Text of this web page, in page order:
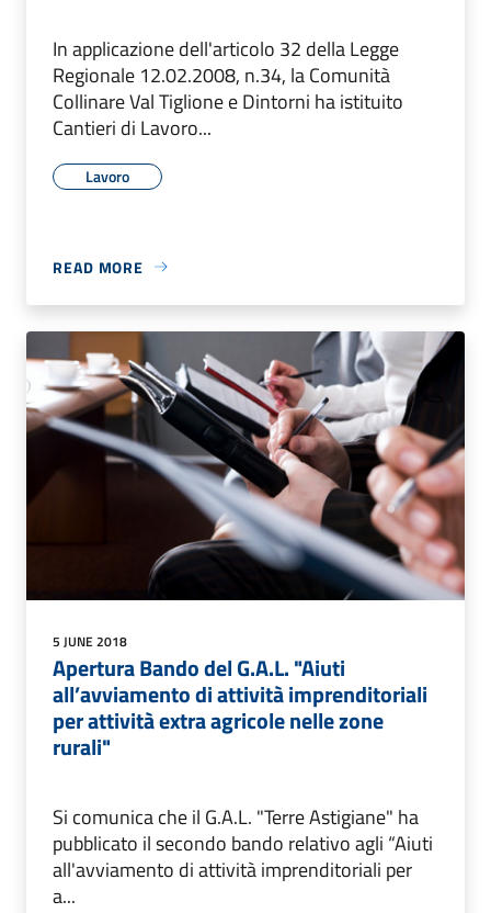
In applicazione dell'articolo 32 della Legge
Regionale 12.02.2008, n.34, la Comunità
Collinare Val Tiglione e Dintorni ha istituito
Cantieri di Lavoro...
Lavoro
READ MORE
5 JUNE 2018
Apertura Bando del G.A.L. "Aiuti
all’avviamento di attività imprenditoriali
per attività extra agricole nelle zone
rurali"
Si comunica che il G.A.L. "Terre Astigiane" ha
pubblicato il secondo bando relativo agli “Aiuti
all'avviamento di attività imprenditoriali per
a...